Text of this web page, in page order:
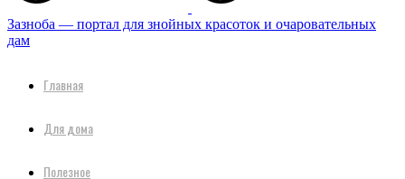
Зазноба — портал для знойных красоток и очаровательных
дам
Главная
Для дома
Полезное